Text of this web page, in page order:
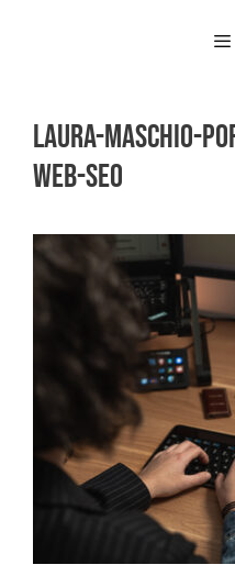
Laura-Maschio-
web-seo